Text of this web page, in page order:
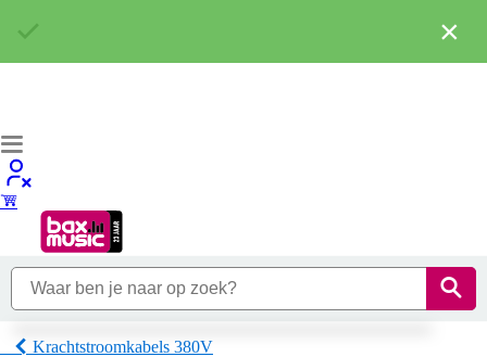
Krachtstroomkabels 380V
×